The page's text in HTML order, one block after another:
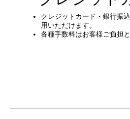
クレジットカード・銀行振
用いただけます。
各種手数料はお客様ご負担と